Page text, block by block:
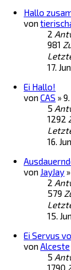
Hallo
von
2
981
17.
Ei Hallo!
von CAS »
5
1292
16.
von JayJay »
2
579
15.
Ei Servus
von Alceste
5
1790